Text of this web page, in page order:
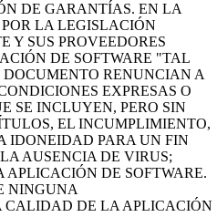
DE GARANTÍAS. EN LA
LA LEGISLACIÓN
Y SUS PROVEEDORES
DE SOFTWARE "TAL
RENUNCIAN A
EXPRESAS O
SE INCLUYEN, PERO SIN
EL INCUMPLIMIENTO,
IDONEIDAD PARA UN FIN
AUSENCIA DE VIRUS;
DE SOFTWARE.
NINGUNA
CALIDAD DE LA APLICACIÓN